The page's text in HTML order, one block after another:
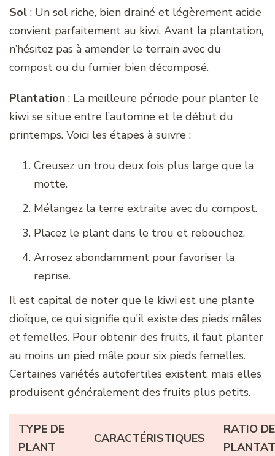
Sol : Un sol riche, bien drainé et légèrement acide
convient parfaitement au kiwi. Avant la plantation,
n’hésitez pas à amender le terrain avec du
compost ou du fumier bien décomposé.
Plantation : La meilleure période pour planter le
kiwi se situe entre l’automne et le début du
printemps. Voici les étapes à suivre :
Creusez un trou deux fois plus large que la
motte.
Mélangez la terre extraite avec du compost.
Placez le plant dans le trou et rebouchez.
Arrosez abondamment pour favoriser la
reprise.
Il est capital de noter que le kiwi est une plante
dioïque, ce qui signifie qu’il existe des pieds mâles
et femelles. Pour obtenir des fruits, il faut planter
au moins un pied mâle pour six pieds femelles.
Certaines variétés autofertiles existent, mais elles
produisent généralement des fruits plus petits.
TYPE DE
PLANT
CARACTÉRISTIQUES
RATIO DE